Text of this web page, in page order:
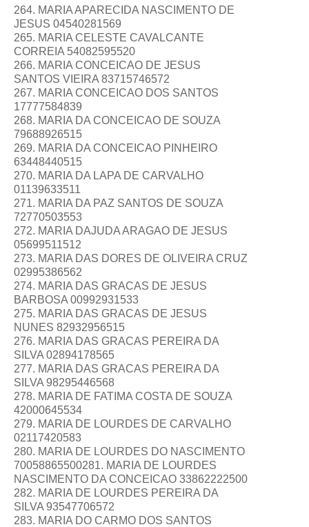
264. MARIA APARECIDA NASCIMENTO DE
JESUS 04540281569
265. MARIA CELESTE CAVALCANTE
CORREIA 54082595520
266. MARIA CONCEICAO DE JESUS
SANTOS VIEIRA 83715746572
267. MARIA CONCEICAO DOS SANTOS
17777584839
268. MARIA DA CONCEICAO DE SOUZA
79688926515
269. MARIA DA CONCEICAO PINHEIRO
63448440515
270. MARIA DA LAPA DE CARVALHO
01139633511
271. MARIA DA PAZ SANTOS DE SOUZA
72770503553
272. MARIA DAJUDA ARAGAO DE JESUS
05699511512
273. MARIA DAS DORES DE OLIVEIRA CRUZ
02995386562
274. MARIA DAS GRACAS DE JESUS
BARBOSA 00992931533
275. MARIA DAS GRACAS DE JESUS
NUNES 82932956515
276. MARIA DAS GRACAS PEREIRA DA
SILVA 02894178565
277. MARIA DAS GRACAS PEREIRA DA
SILVA 98295446568
278. MARIA DE FATIMA COSTA DE SOUZA
42000645534
279. MARIA DE LOURDES DE CARVALHO
02117420583
280. MARIA DE LOURDES DO NASCIMENTO
70058865500281. MARIA DE LOURDES
NASCIMENTO DA CONCEICAO 33862222500
282. MARIA DE LOURDES PEREIRA DA
SILVA 93547706572
283. MARIA DO CARMO DOS SANTOS